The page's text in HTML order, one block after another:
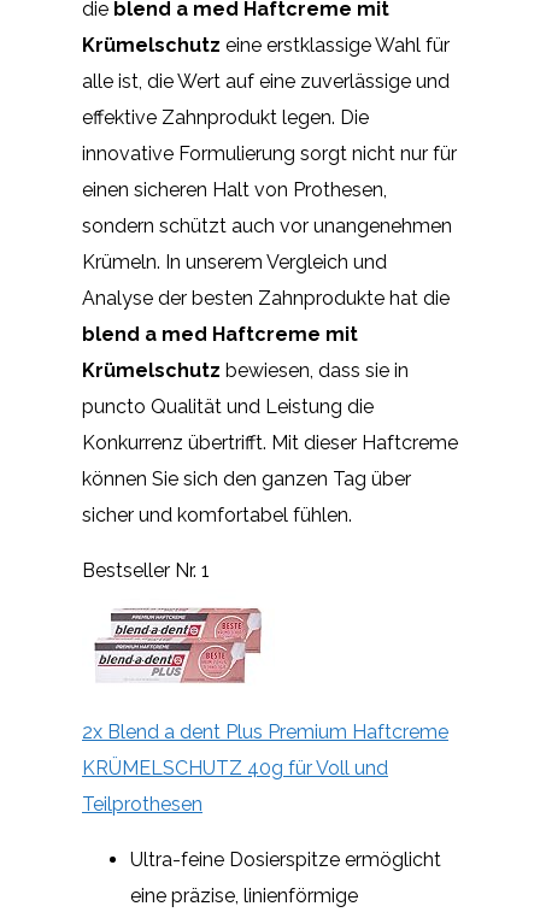
die blend a med Haftcreme mit
Krümelschutz eine erstklassige Wahl für
alle ist, die Wert auf eine zuverlässige und
effektive Zahnprodukt legen. Die
innovative Formulierung sorgt nicht nur für
einen sicheren Halt von Prothesen,
sondern schützt auch vor unangenehmen
Krümeln. In unserem Vergleich und
Analyse der besten Zahnprodukte hat die
blend a med Haftcreme mit
Krümelschutz bewiesen, dass sie in
puncto Qualität und Leistung die
Konkurrenz übertrifft. Mit dieser Haftcreme
können Sie sich den ganzen Tag über
sicher und komfortabel fühlen.
Bestseller Nr. 1
2x Blend a dent Plus Premium Haftcreme
KRÜMELSCHUTZ 40g für Voll und
Teilprothesen
Ultra-feine Dosierspitze ermöglicht
eine präzise, linienförmige